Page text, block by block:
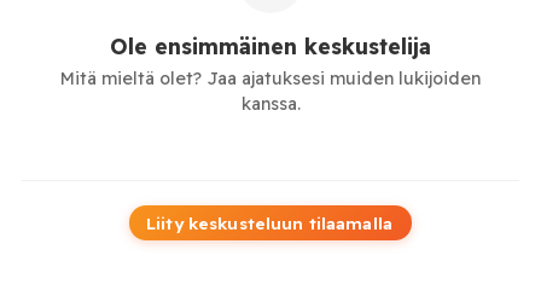
Ole ensimmäinen keskustelija
Mitä mieltä olet? Jaa ajatuksesi muiden lukijoiden
kanssa.
Liity keskusteluun tilaamalla